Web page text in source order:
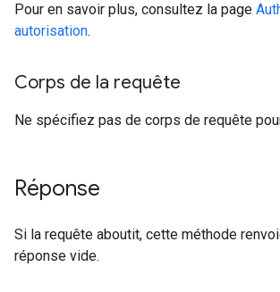
Pour en savoir plus, consultez la page
autorisation.
Corps de la requête
Ne spécifiez pas de corps de requête
Réponse
Si la requête aboutit, cette méthode
réponse vide.